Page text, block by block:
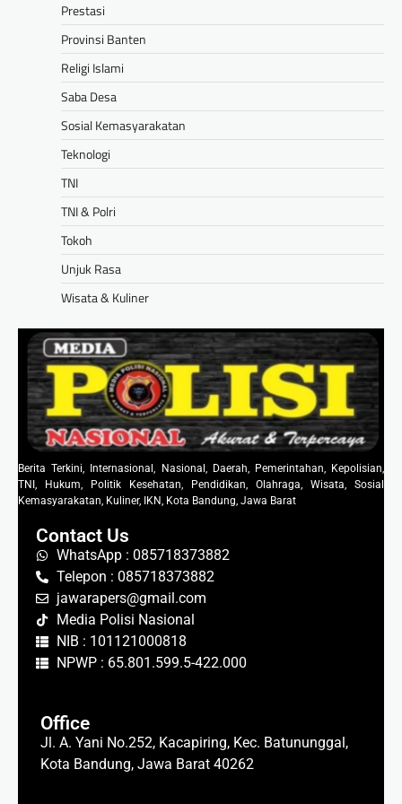
Prestasi
Provinsi Banten
Religi Islami
Saba Desa
Sosial Kemasyarakatan
Teknologi
TNI
TNI & Polri
Tokoh
Unjuk Rasa
Wisata & Kuliner
Berita Terkini, Internasional, Nasional, Daerah, Pemerintahan, Kepolisian,
TNI, Hukum, Politik Kesehatan, Pendidikan, Olahraga, Wisata, Sosial
Kemasyarakatan, Kuliner, IKN, Kota Bandung, Jawa Barat
Contact Us
WhatsApp : 085718373882
Telepon : 085718373882
jawarapers@gmail.com
Media Polisi Nasional
NIB : 101121000818
NPWP : 65.801.599.5-422.000
Office
Jl. A. Yani No.252, Kacapiring, Kec. Batununggal,
Kota Bandung, Jawa Barat 40262